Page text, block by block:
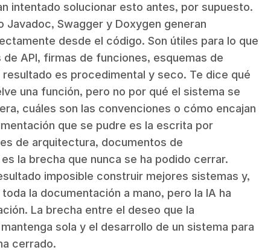
intentado solucionar esto antes, por supuesto.
Javadoc, Swagger y Doxygen generan
desde el código. Son útiles para lo que
API, firmas de funciones, esquemas de
es procedimental y seco. Te dice qué
una función, pero no por qué el sistema se
cuáles son las convenciones o cómo encajan
que se pudre es la escrita por
de arquitectura, documentos de
la brecha que nunca se ha podido cerrar.
imposible construir mejores sistemas y,
la documentación a mano, pero la IA ha
La brecha entre el deseo que la
sola y el desarrollo de un sistema para
cerrado.